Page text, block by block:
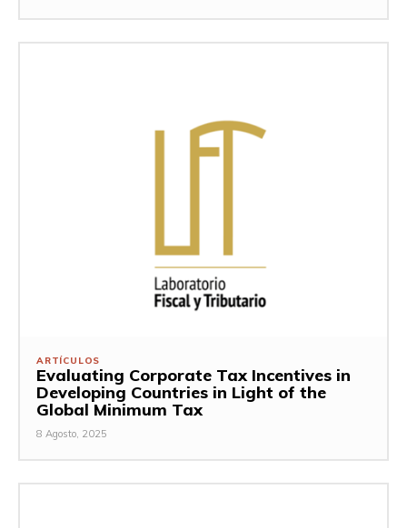
ARTÍCULOS
Evaluating Corporate Tax Incentives in
Developing Countries in Light of the
Global Minimum Tax
8 Agosto, 2025